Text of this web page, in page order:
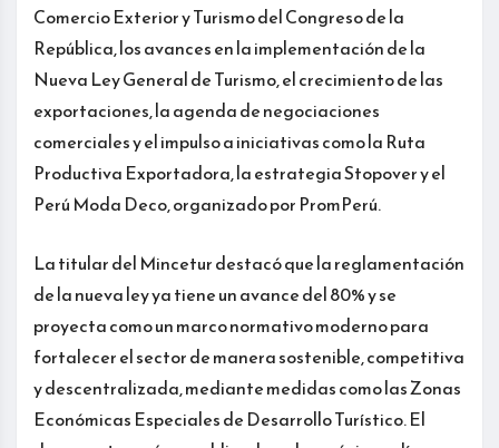
Comercio Exterior y Turismo del Congreso de la
República, los avances en la implementación de la
Nueva Ley General de Turismo, el crecimiento de las
exportaciones, la agenda de negociaciones
comerciales y el impulso a iniciativas como la Ruta
Productiva Exportadora, la estrategia Stopover y el
Perú Moda Deco, organizado por PromPerú.
La titular del Mincetur destacó que la reglamentación
de la nueva ley ya tiene un avance del 80% y se
proyecta como un marco normativo moderno para
fortalecer el sector de manera sostenible, competitiva
y descentralizada, mediante medidas como las Zonas
Económicas Especiales de Desarrollo Turístico. El